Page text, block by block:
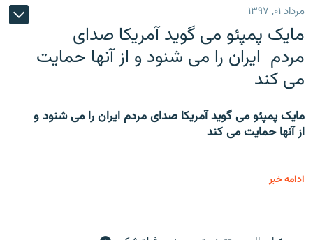
مرداد ۰۱, ۱۳۹۷
مایک پمپئو می گوید آمریکا صدای
مردم ایران را می شنود و از آنها حمایت
می کند
مایک پمپئو می گوید آمریکا صدای مردم ایران را می شنود و
از آنها حمایت می کند
ادامه خبر